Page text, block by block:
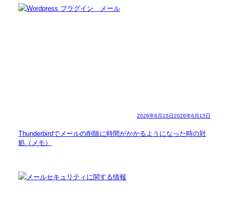
2026年6月15日2026年6月15日
Thunderbirdでメールの削除に時間がかかるようになった時の対
処（メモ）